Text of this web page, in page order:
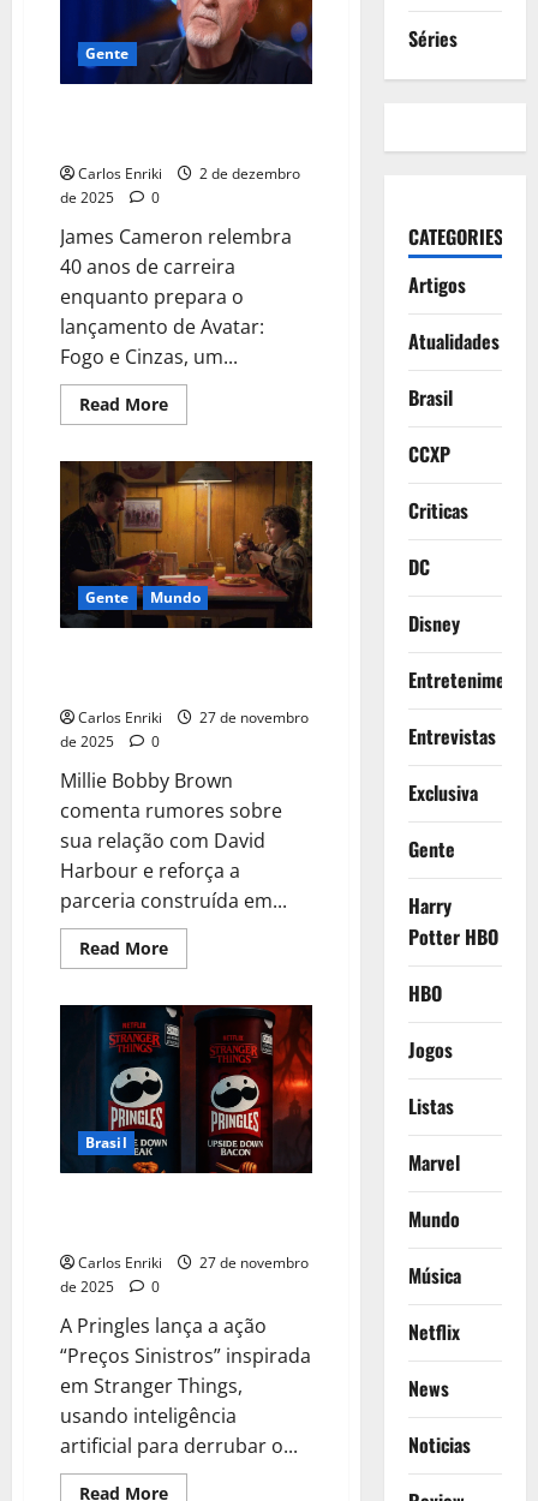
da
Tarde
Gente
Carlos Enriki
2 de dezembro
de 2025
0
James Cameron relembra
40 anos de carreira
enquanto prepara o
lançamento de Avatar:
Fogo e Cinzas, um...
Read MoreRead
more
jornada
de
James
Cameron
até
Avatar:
Fogo
e
Cinzas
Gente Mundo
Carlos Enriki
27 de novembro
de 2025
0
Millie Bobby Brown
comenta rumores sobre
sua relação com David
Harbour e reforça a
parceria construída em...
Read MoreRead
more
Bobby
Brown
fala
sobre
relação
David
Harbour
Brasil
Carlos Enriki
27 de novembro
de 2025
0
A Pringles lança a ação
“Preços Sinistros” inspirada
em Stranger Things,
usando inteligência
artificial para derrubar o...
Read MoreRead
Séries
CATEGORIES
Artigos
Atualidades
Brasil
CCXP
Criticas
DC
Disney
Entretenimento
Entrevistas
Exclusiva
Gente
Harry
Potter HBO
HBO
Jogos
Listas
Marvel
Mundo
Música
Netflix
News
Noticias